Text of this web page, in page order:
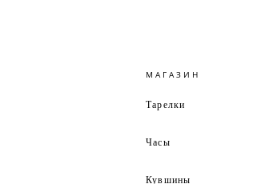
МАГАЗИН
Тарелки
Часы
Кувшины